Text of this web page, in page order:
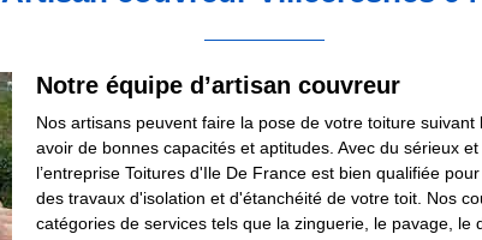
Notre équipe d’artisan couvreur
Nos artisans peuvent faire la pose de votre toiture
avoir de bonnes capacités et aptitudes. Avec du sérieux
l’entreprise Toitures d'Ile De France est bien qualifiée
des travaux d'isolation et d'étanchéité de votre toit. Nos
catégories de services tels que la zinguerie, le pavage, le